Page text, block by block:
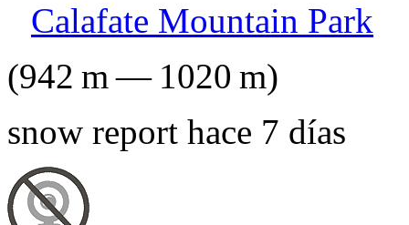
Calafate Mountain Park
(942 m— 1020 m)
snow report hace 7 días